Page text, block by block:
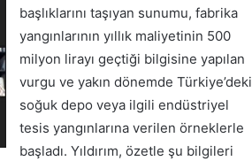
başlıklarını taşıyan sunumu, fabrika
yangınlarının yıllık maliyetinin 500
milyon lirayı geçtiği bilgisine yapılan
vurgu ve yakın dönemde Türkiye’deki
soğuk depo veya ilgili endüstriyel
tesis yangınlarına verilen örneklerle
başladı. Yıldırım, özetle şu bilgileri